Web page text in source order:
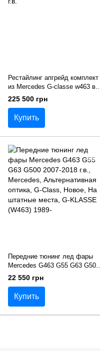
Рестайлинг апгрейд комплект
из Mercedes G-classe w463 в
W464 2018+ г.в.
225 500 грн
Купить
Передние тюнинг лед фары
Mercedes G463 G55 G63 G500
2007-2018 г.в.
22 550 грн
Купить